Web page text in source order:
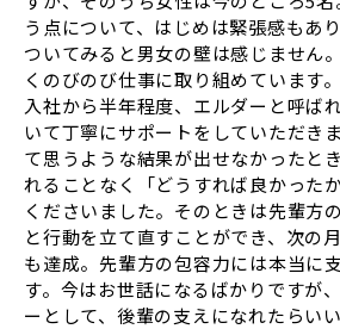
う点について、はじめは緊張感もあ
ついてみると男女の壁は感じません
くのびのび仕事に取り組めています。
入社から半年程度、エルダーと呼ば
いて丁寧にサポートをしていただき
て思うような結果が出せなかったと
れることなく「どうすれば良かった
くださいました。そのときは先輩方
と行動を立て直すことができ、次の
も達成。先輩方の包容力には本当に
す。今はお世話になるばかりですが
ーとして、後輩の支えになれたらい